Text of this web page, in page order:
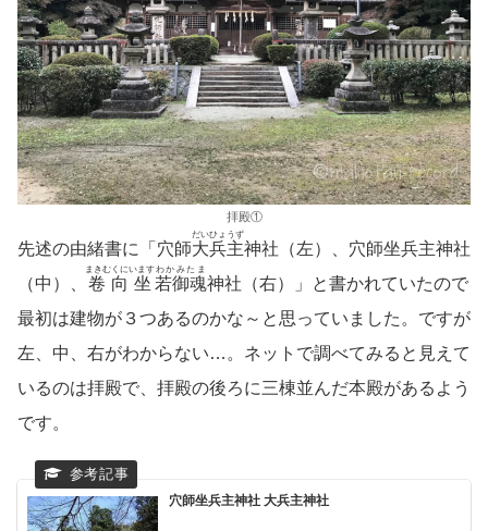
拝殿①
先述の由緒書に「穴師大兵主
だいひょうず
神社（左）、穴師坐兵主神社
（中）、 卷向坐
まきむくにいます
若御魂
わかみたま
神社（右）」と書かれていたので
最初は建物が３つあるのかな～と思っていました。ですが
左、中、右がわからない…。ネットで調べてみると見えて
いるのは拝殿で、拝殿の後ろに三棟並んだ本殿があるよう
です。
穴師坐兵主神社 大兵主神社